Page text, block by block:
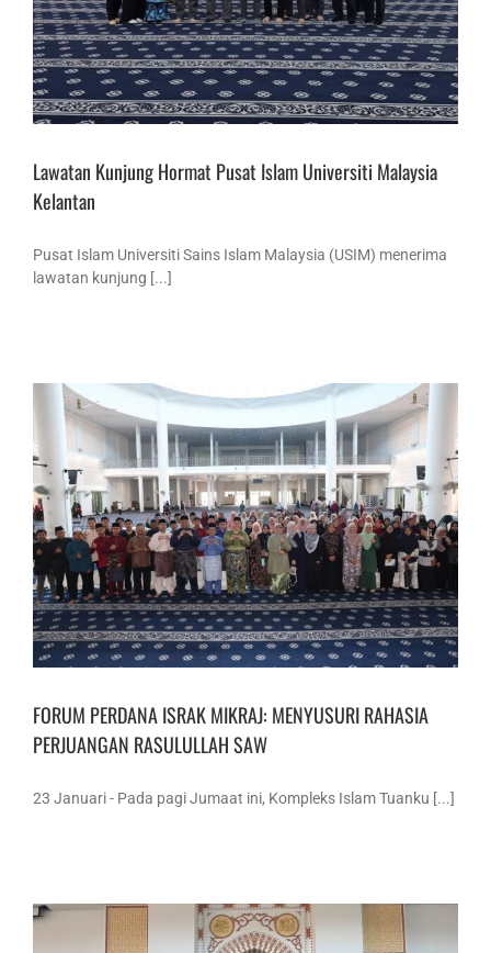
Lawatan Kunjung Hormat Pusat Islam Universiti Malaysia
Kelantan
Pusat Islam Universiti Sains Islam Malaysia (USIM) menerima
lawatan kunjung [...]
FORUM PERDANA ISRAK MIKRAJ: MENYUSURI RAHASIA
PERJUANGAN RASULULLAH SAW
23 Januari - Pada pagi Jumaat ini, Kompleks Islam Tuanku [...]